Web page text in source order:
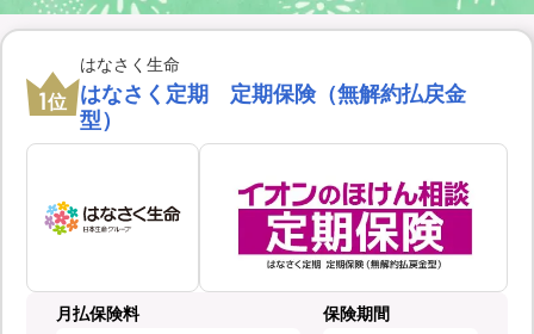
1位
はなさく生命
はなさく定期 定期保険（無解約払戻金
型）
月払保険料
保険期間